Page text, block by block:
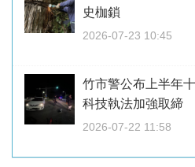
史枷鎖
2026-07-23 10:45
竹市警公布上半年
科技執法加強取締
2026-07-22 11:58